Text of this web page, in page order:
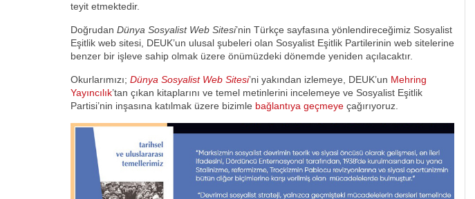
teyit etmektedir.
Doğrudan Dünya Sosyalist Web Sitesi’nin Türkçe sayfasına yönlendireceğimiz Sosyalist
Eşitlik web sitesi, DEUK’un ulusal şubeleri olan Sosyalist Eşitlik Partilerinin web sitelerine
benzer bir işleve sahip olmak üzere önümüzdeki dönemde yeniden açılacaktır.
Okurlarımızı; Dünya Sosyalist Web Sitesi’ni yakından izlemeye, DEUK’un Mehring
Yayıncılık’tan çıkan kitaplarını ve temel metinlerini incelemeye ve Sosyalist Eşitlik
Partisi’nin inşasına katılmak üzere bizimle bağlantıya geçmeye çağırıyoruz.